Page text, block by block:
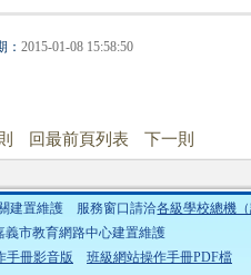
：2015-01-08 15:58:50
回最前頁列表 下一則
建置維護 服務窗口請洽各級學校總機
義市教育網路中心建置維護
手冊影音版
班級網站操作手冊PDF檔